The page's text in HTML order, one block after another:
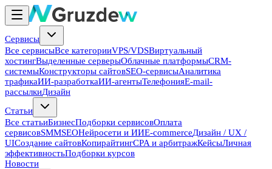
Сервисы
Все сервисыВсе категорииVPS/VDSВиртуальный
хостингВыделенные серверыОблачные платформыCRM-
системыКонструкторы сайтовSEO-сервисыАналитика
трафикаИИ-разработкаИИ-агентыТелефонияE-mail-
рассылкиДизайн
Статьи
Все статьиБизнесПодборки сервисовОплата
сервисовSMMSEOНейросети и ИИE-commerceДизайн / UX /
UIСоздание сайтовКопирайтингCPA и арбитражКейсыЛичная
эффективностьПодборки курсов
Новости